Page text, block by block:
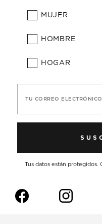
MUJER
HOMBRE
HOGAR
TU CORREO ELECTRÓNICO
Tus datos están protegidos.
f i